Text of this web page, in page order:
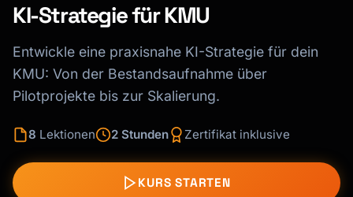
KI-Strategie für KMU
Entwickle eine praxisnahe KI-Strategie für dein
KMU: Von der Bestandsaufnahme über
Pilotprojekte bis zur Skalierung.
8 Lektionen 2 Stunden Zertifikat inklusive
KURS STARTEN